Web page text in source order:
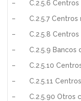
– C.2.5.6 Centros
– C.2.5.7 Centros
– C.2.5.8 Centros
– C.2.5.9 Bancos
– C.2.5.10 Centros
– C.2.5.11 Centros
– C.2.5.90 Otros